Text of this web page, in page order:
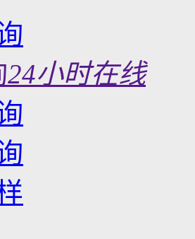
24小时在线